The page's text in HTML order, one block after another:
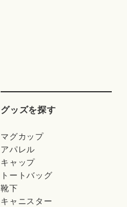
グッズを探す
マグカップ
アパレル
キャップ
トートバッグ
靴下
キャニスター